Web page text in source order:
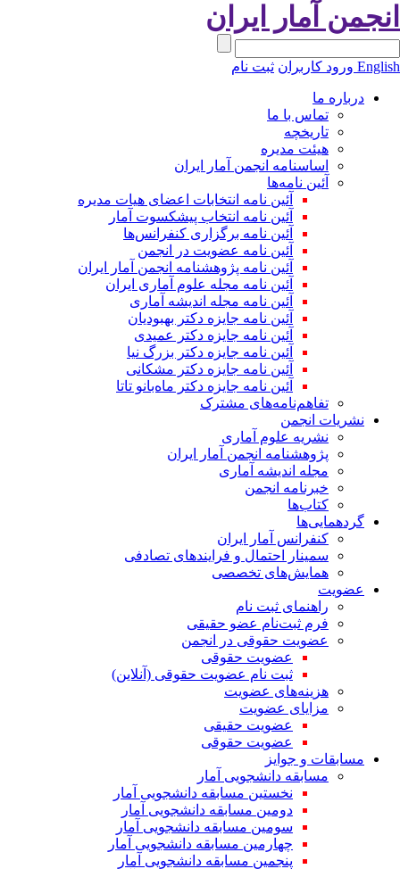
آمار ایران
ورود کاربران ثبت نام
درباره ما
تماس با ما
تاریخچه
هیئت مدیره
اساسنامه انجمن آمار ایران
آئین نامه‌ها
آئین نامه انتخابات اعضای هیات مدیره
آئین نامه انتخاب پیشکسوت آمار
آئین نامه برگزاری کنفرانس‌ها
آئین نامه عضویت در انجمن
آئین نامه پژوهشنامه انجمن آمار ایران
آئین نامه مجله علوم آماری ایران
آئین نامه مجله اندیشه آماری
آئین‌ نامه جایزه دکتر بهبودیان
آئین نامه جایزه دکتر عمیدی
آئین نامه جایزه دکتر بزرگ نیا
آئین نامه جایزه دکتر مشکانی
آئین نامه جایزه دکتر ماه‌بانو تاتا
تفاهم‌نامه‌های مشترک
نشریات انجمن
نشریه علوم آماری
پژوهشنامه انجمن آمار ایران
مجله اندیشه آماری
خبرنامه انجمن
کتاب‌ها
گردهمایی‌ها
کنفرانس آمار ایران
سمینار احتمال و فرایندهای تصادفی
همایش‌های تخصصی
عضویت
راهنمای ثبت نام
فرم ثبت‌نام عضو حقیقی
عضویت حقوقی در انجمن
عضویت حقوقی
ثبت نام عضویت حقوقی (آنلاین)
هزینه‌های عضویت
مزایای عضویت
عضویت حقیقی
عضویت حقوقی
مسابقات و جوایز
مسابقه دانشجویی آمار
نخستین مسابقه دانشجویی آمار
دومین مسابقه دانشجویی آمار
سومین مسابقه دانشجویی آمار
چهارمین مسابقه دانشجویی آمار
پنجمین مسابقه دانشجویی آمار